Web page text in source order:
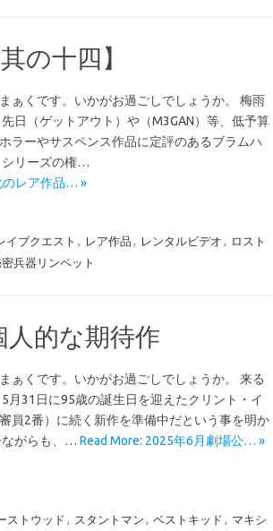
の十四】
ぁくです。いかがお過ごしでしょうか。 梅雨
日（ゲットアウト）や（M3GAN）等、低予算
ラーやサスペンス作品に定評のあるブラムハ
シリーズの権…
のレア作品… »
イブクエスト , レア作品 , レンタルビデオ , ロスト
兵器リンペット
的な期待作
ぁくです。いかがお過ごしでしょうか。 来る
月31日に95歳の誕生日を迎えたクリント・イ
員2番）に続く新作を準備中だという事を明か
ながらも、… Read More: 2025年6月劇場公… »
ストウッド , スタントマン , ベストキッド , マキシ